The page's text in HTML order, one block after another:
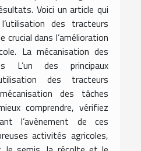
Voici un article qui
des tracteurs
crucial dans l’amélioration
La mécanisation des
L’un des principaux
des tracteurs
des tâches
comprendre, vérifiez
l’avènement de ces
activités agricoles,